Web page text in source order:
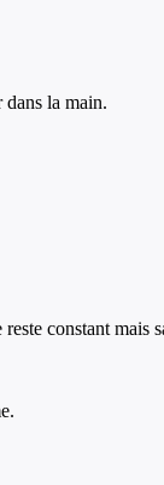
la main.
constant mais